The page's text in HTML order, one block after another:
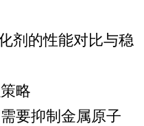
的性能对比与稳
略
抑制金属原子